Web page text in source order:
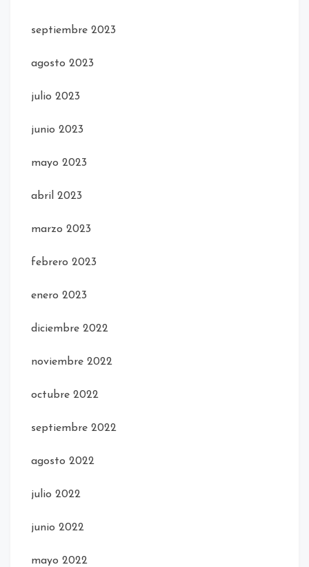
septiembre 2023
agosto 2023
julio 2023
junio 2023
mayo 2023
abril 2023
marzo 2023
febrero 2023
enero 2023
diciembre 2022
noviembre 2022
octubre 2022
septiembre 2022
agosto 2022
julio 2022
junio 2022
mayo 2022